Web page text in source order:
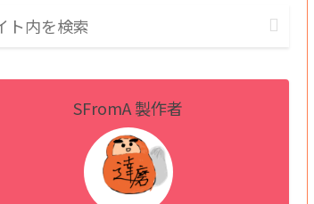
SFromA 製作者